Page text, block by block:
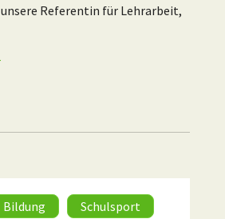
Referentin für Lehrarbeit,
Bildung
Schulsport